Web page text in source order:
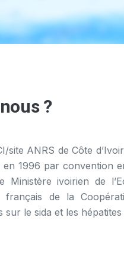
?
site ANRS de Côte
1996 par convention
Ministère ivoirien de
français de la
le sida et les